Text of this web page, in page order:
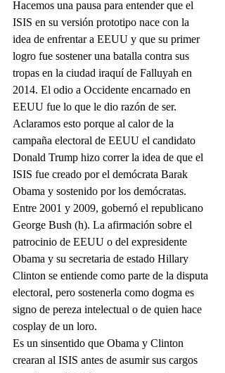
Hacemos una pausa para entender que el
ISIS en su versión prototipo nace con la
idea de enfrentar a EEUU y que su primer
logro fue sostener una batalla contra sus
tropas en la ciudad iraquí de Falluyah en
2014. El odio a Occidente encarnado en
EEUU fue lo que le dio razón de ser.
Aclaramos esto porque al calor de la
campaña electoral de EEUU el candidato
Donald Trump hizo correr la idea de que el
ISIS fue creado por el demócrata Barak
Obama y sostenido por los demócratas.
Entre 2001 y 2009, gobernó el republicano
George Bush (h). La afirmación sobre el
patrocinio de EEUU o del expresidente
Obama y su secretaria de estado Hillary
Clinton se entiende como parte de la disputa
electoral, pero sostenerla como dogma es
signo de pereza intelectual o de quien hace
cosplay de un loro.
Es un sinsentido que Obama y Clinton
crearan al ISIS antes de asumir sus cargos